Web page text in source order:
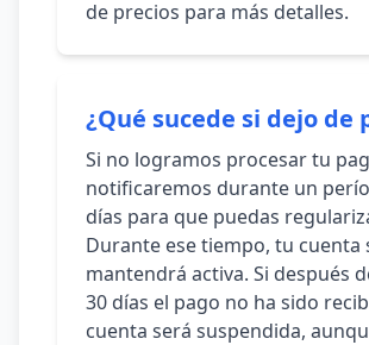
de precios para más detalles.
¿Qué sucede si dejo de
Si no logramos procesar tu
notificaremos durante un
días para que puedas
Durante ese tiempo, tu cuenta
mantendrá activa. Si después
30 días el pago no ha sido
cuenta será suspendida,